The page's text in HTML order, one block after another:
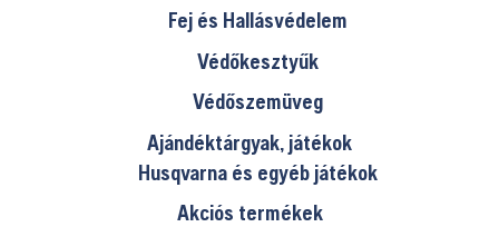
Fej és Hallásvédelem
Védőkesztyűk
Védőszemüveg
Ajándéktárgyak, játékok
Husqvarna és egyéb játékok
Akciós termékek